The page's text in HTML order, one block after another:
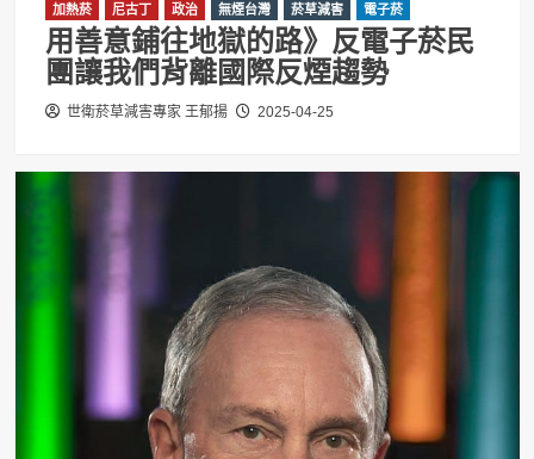
加熱菸 尼古丁 政治 無煙台灣 菸草減害 電子菸
用善意鋪往地獄的路》反電子菸民
團讓我們背離國際反煙趨勢
世衛菸草減害專家 王郁揚 2025-04-25